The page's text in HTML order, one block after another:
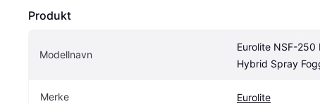
Produkt
Modellnavn
Eurolite NSF-250
Hybrid Spray
Merke Eurolite